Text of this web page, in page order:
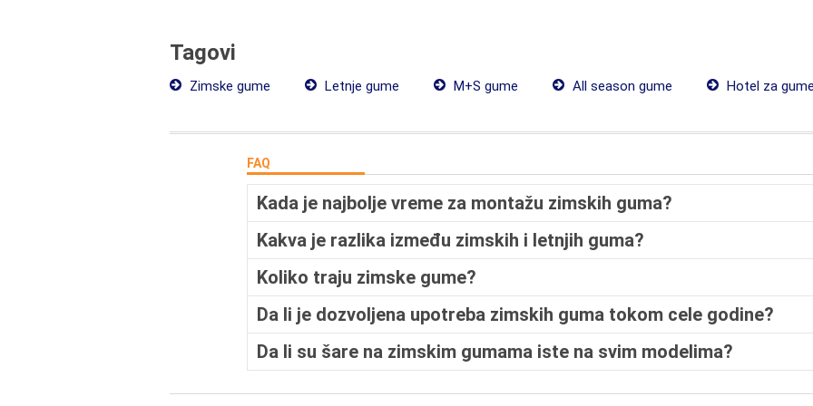
Tagovi
Zimske gume Letnje gume M+S gume All season gume Hotel za
FAQ
Kada je najbolje vreme za montažu zimskih guma?
Kakva je razlika između zimskih i letnjih guma?
Koliko traju zimske gume?
Da li je dozvoljena upotreba zimskih guma tokom cele godine?
Da li su šare na zimskim gumama iste na svim modelima?